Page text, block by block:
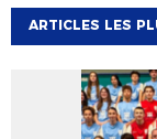
ARTICLES LES